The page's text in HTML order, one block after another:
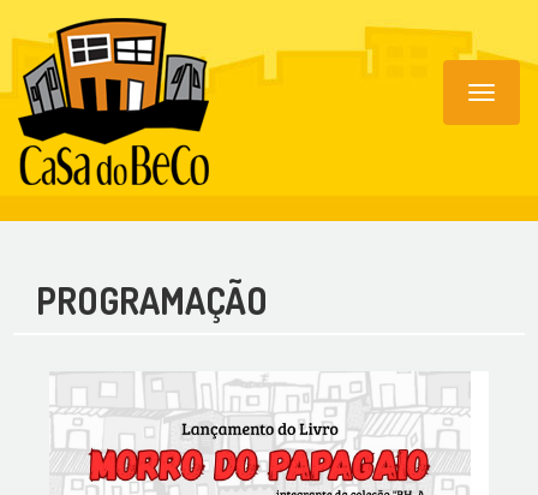
Toggle
PROGRAMAÇÃO